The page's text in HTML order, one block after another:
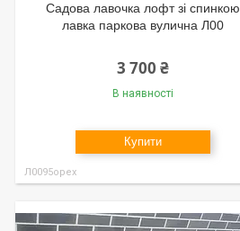
Садова лавочка лофт зі спинкою
лавка паркова вулична Л00
3 700 ₴
В наявності
Купити
Л0095орех